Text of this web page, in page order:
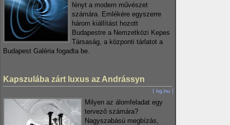
fényt a modern művészet
számára. Emlékére egyszerre
három kiállítást hozott
Budapestre a Nemzetközi Kepes
Társaság, a központi tárlatot a
Budapest Galéria fogadta be.
Kapszulába zárt luxus az Andrássyn
hg.hu
Milyen az álomfeladat egy
tervező számára?
Nagyszabású megbízás,